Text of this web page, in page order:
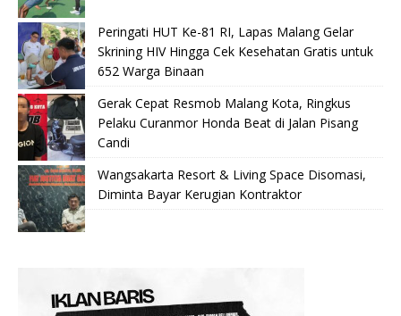
Peringati HUT Ke-81 RI, Lapas Malang Gelar
Skrining HIV Hingga Cek Kesehatan Gratis untuk
652 Warga Binaan
Gerak Cepat Resmob Malang Kota, Ringkus
Pelaku Curanmor Honda Beat di Jalan Pisang
Candi
Wangsakarta Resort & Living Space Disomasi,
Diminta Bayar Kerugian Kontraktor